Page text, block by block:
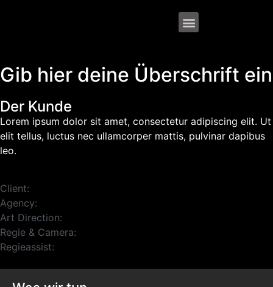
Gib hier deine Überschrift ein
Der Kunde
Lorem ipsum dolor sit amet, consectetur adipiscing elit. Ut
elit tellus, luctus nec ullamcorper mattis, pulvinar dapibus
leo.
Client:
Agency:
Art Direction:
Regie & Camera:
Regieassist: